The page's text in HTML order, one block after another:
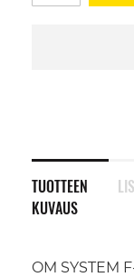
TUOTTEEN
KUVAUS
OM SYSTEM